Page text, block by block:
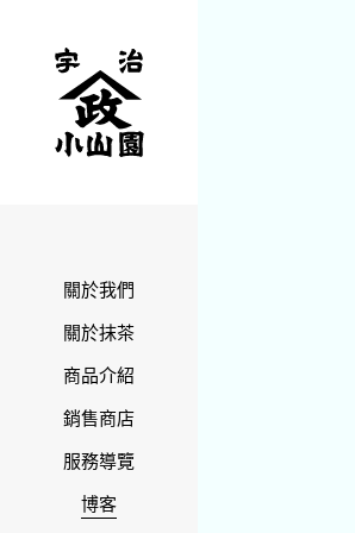
關於我們
關於抹茶
商品介紹
銷售商店
服務導覽
博客